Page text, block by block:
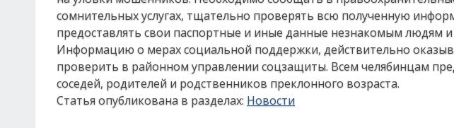
сомнительных услугах, тщательно проверять всю полученную
предоставлять свои паспортные и иные данные незнакомым людям
Информацию о мерах социальной поддержки, действительно
проверить в районном управлении соцзащиты. Всем челябинцам
соседей, родителей и родственников преклонного возраста.
Статья опубликована в разделах: Новости